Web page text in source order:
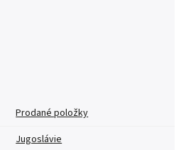
Prodané položky
Jugoslávie